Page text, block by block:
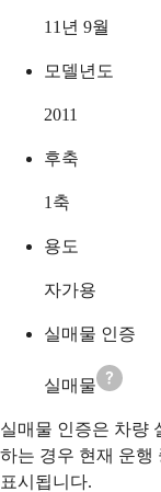
11년 9월
모델년도
2011
후축
1축
용도
자가용
실매물 인증
실매물
실매물 인증은 차량
하는 경우 현재 운행
표시됩니다.